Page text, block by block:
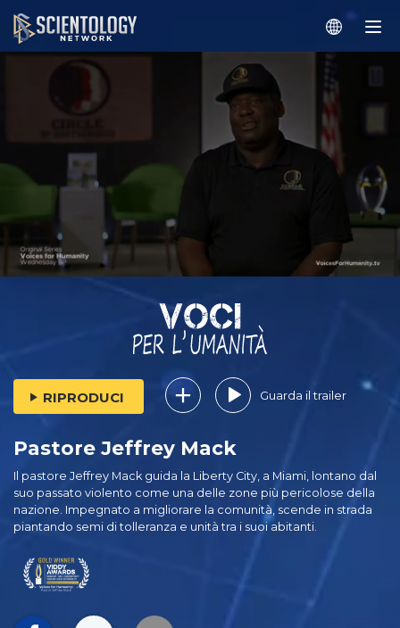
RIPRODUCI Guarda il trailer
Pastore Jeffrey Mack
Il pastore Jeffrey Mack guida la Liberty City, a Miami, lontano dal
suo passato violento come una delle zone più pericolose della
nazione. Impegnato a migliorare la comunità, scende in strada
piantando semi di tolleranza e unità tra i suoi abitanti.